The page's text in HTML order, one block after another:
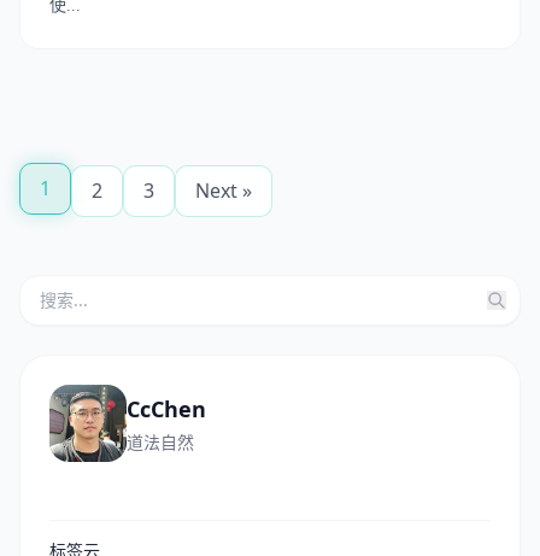
使...
1 2 3 Next »
CcChen
道法自然
标签云